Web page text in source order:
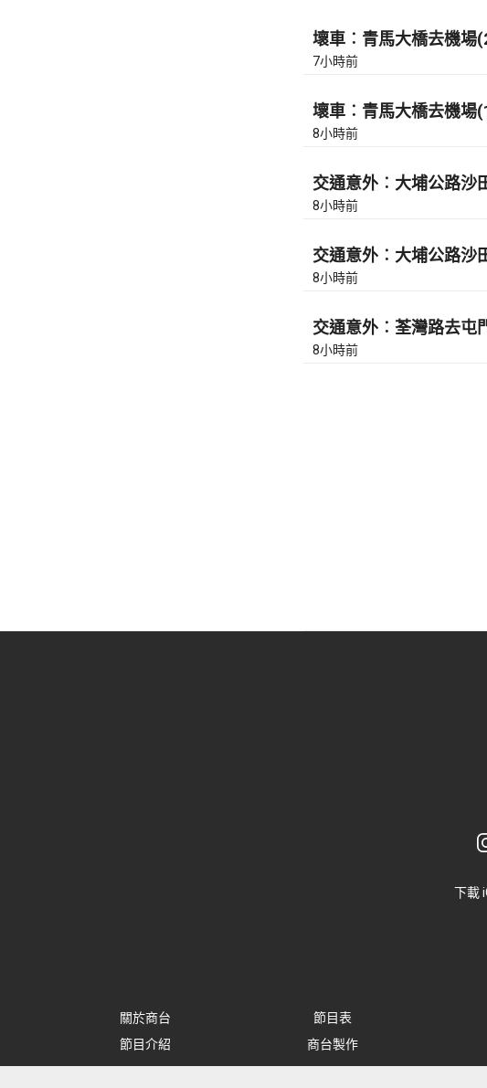
壞車︰青馬大橋去機場
7小時前
壞車︰青馬大橋去機場
8小時前
交通意外︰大埔公路沙
8小時前
交通意外︰大埔公路沙
8小時前
交通意外︰荃灣路去屯
8小時前
下載
關於商台 節目表
節目介紹
商台製作